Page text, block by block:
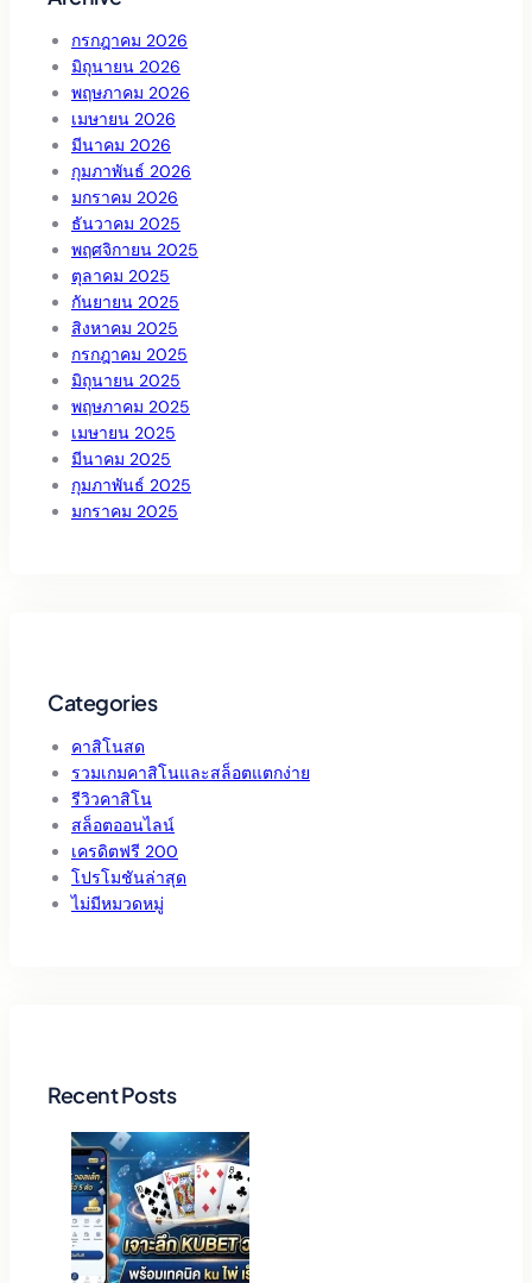
กรกฎาคม 2026
มิถุนายน 2026
พฤษภาคม 2026
เมษายน 2026
มีนาคม 2026
กุมภาพันธ์ 2026
มกราคม 2026
ธันวาคม 2025
พฤศจิกายน 2025
ตุลาคม 2025
กันยายน 2025
สิงหาคม 2025
กรกฎาคม 2025
มิถุนายน 2025
พฤษภาคม 2025
เมษายน 2025
มีนาคม 2025
กุมภาพันธ์ 2025
มกราคม 2025
Categories
คาสิโนสด
รวมเกมคาสิโนและสล็อตแตกง่าย
รีวิวคาสิโน
สล็อตออนไลน์
เครดิตฟรี 200
โปรโมชันล่าสุด
ไม่มีหมวดหมู่
Recent Posts